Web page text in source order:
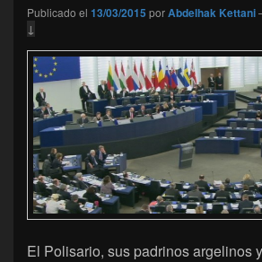
Publicado el 13/03/2015 porAbdelhak Kettani
↓
El Polisario, sus padrinos argelinos